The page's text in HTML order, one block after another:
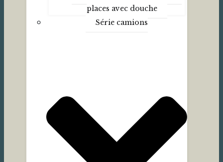
places avec douche
Série camions